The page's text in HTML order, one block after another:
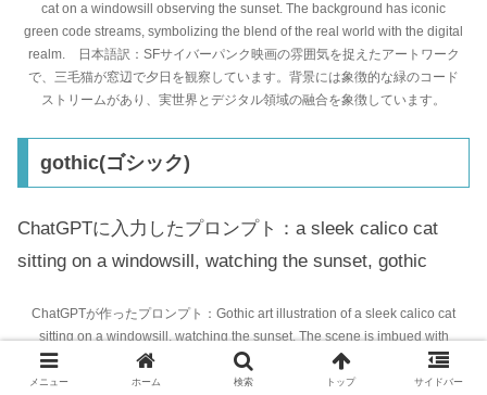
cat on a windowsill observing the sunset. The background has iconic
green code streams, symbolizing the blend of the real world with the digital
realm. 日本語訳：SFサイバーパンク映画の雰囲気を捉えたアートワーク
で、三毛猫が窓辺で夕日を観察しています。背景には象徴的な緑のコード
ストリームがあり、実世界とデジタル領域の融合を象徴しています。
gothic(ゴシック)
ChatGPTに入力したプロンプト：a sleek calico cat
sitting on a windowsill, watching the sunset, gothic
ChatGPTが作ったプロンプト：Gothic art illustration of a sleek calico cat
sitting on a windowsill, watching the sunset. The scene is imbued with
dark, moody tones, intricate stone architecture, and dramatic shadows,
reminiscent of medieval Gothic aesthetics. 日本語訳：ゴシックアートの
メニュー ホーム 検索 トップ サイドバー